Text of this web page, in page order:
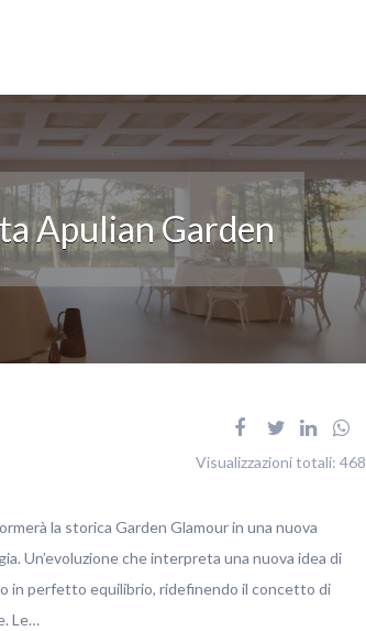
Apulian Garden
Visualizzazioni totali: 468
la storica Garden Glamour in una nuova
Un’evoluzione che interpreta una nuova idea di
in perfetto equilibrio, ridefinendo il concetto di
Le…